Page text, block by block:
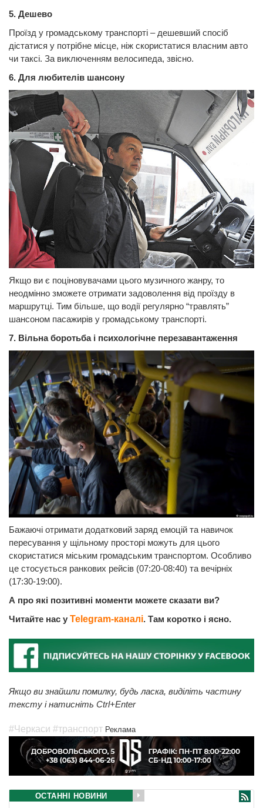
5. Дешево
Проїзд у громадському транспорті – дешевший спосіб
дістатися у потрібне місце, ніж скористатися власним авто
чи таксі. За виключенням велосипеда, звісно.
6. Для любителів шансону
Якщо ви є поціновувачами цього музичного жанру, то
неодмінно зможете отримати задоволення від проїзду в
маршрутці. Тим більше, що водії регулярно “травлять”
шансоном пасажирів у громадському транспорті.
7. Вільна боротьба і психологічне перезавантаження
Бажаючі отримати додатковий заряд емоцій та навичок
пересування у щільному просторі можуть для цього
скористатися міським громадським транспортом. Особливо
це стосується ранкових рейсів (07:20-08:40) та вечірніх
(17:30-19:00).
А про які позитивні моменти можете сказати ви?
Читайте нас у Telegram-каналі. Там коротко і ясно.
Якщо ви знайшли помилку, будь ласка, виділіть частину
тексту і натисніть Ctrl+Enter
#Черкаси #транспорт Реклама
ОСТАННІ НОВИНИ